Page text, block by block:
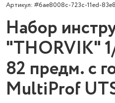
Артикул: #6ae8008c-723c-11ed-
Набор
"THORVIK"
82 предм. с
MultiProf